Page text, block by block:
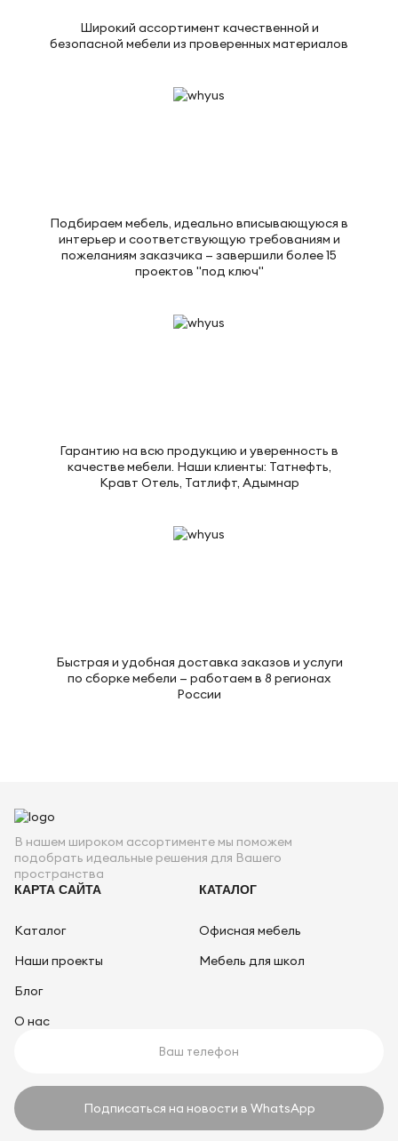
Широкий ассортимент качественной и
безопасной мебели из проверенных материалов
Подбираем мебель, идеально вписывающуюся в
интерьер и соответствующую требованиям и
пожеланиям заказчика — завершили более 15
проектов "под ключ"
Гарантию на всю продукцию и уверенность в
качестве мебели. Наши клиенты: Татнефть,
Кравт Отель, Татлифт, Адымнар
Быстрая и удобная доставка заказов и услуги
по сборке мебели — работаем в 8 регионах
России
В нашем широком ассортименте мы поможем
подобрать идеальные решения для Вашего
пространства
КАРТА САЙТА
Каталог
Наши проекты
Блог
О нас
КАТАЛОГ
Офисная мебель
Мебель для школ
Подписаться на новости в WhatsApp